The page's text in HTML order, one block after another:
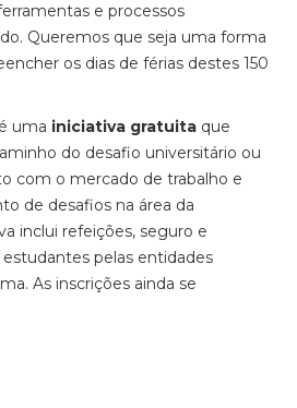
e processos
Queremos que seja uma forma
os dias de férias destes 150
uma iniciativa gratuita que
do desafio universitário ou
com o mercado de trabalho e
de desafios na área da
inclui refeições, seguro e
pelas entidades
As inscrições ainda se